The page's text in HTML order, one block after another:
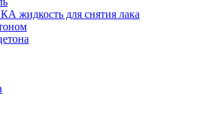
для снятия лака